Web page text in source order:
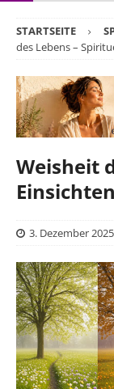
STARTSEITE
des Lebens –
Weisheit
3. Dezember 2025